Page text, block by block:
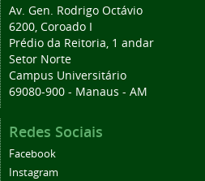
Av. Gen. Rodrigo Octávio
6200, Coroado I
Prédio da Reitoria, 1 andar
Setor Norte
Campus Universitário
69080-900 - Manaus - AM
Redes Sociais
Facebook
Instagram